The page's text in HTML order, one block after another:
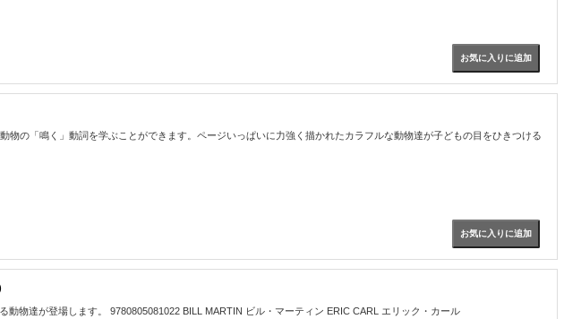
の「鳴く」動詞を学ぶことができます。ページいっぱいに力強く描かれたカラフルな動物達が子どもの目をひきつける
物達が登場します。 9780805081022 BILL MARTIN ビル・マーティン ERIC CARL エリック・カール